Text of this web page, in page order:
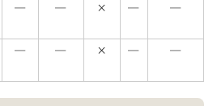
― ― × ― ―
― ― × ― ―